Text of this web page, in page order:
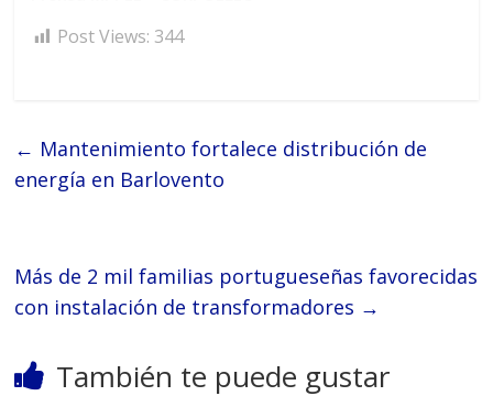
Post Views: 344
← Mantenimiento fortalece distribución de
energía en Barlovento
Más de 2 mil familias portugueseñas favorecidas
con instalación de transformadores →
También te puede gustar